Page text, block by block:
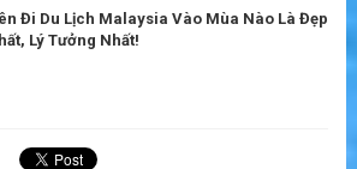
Đi Du Lịch Malaysia Vào Mùa Nào Là Đẹp
Lý Tưởng Nhất!